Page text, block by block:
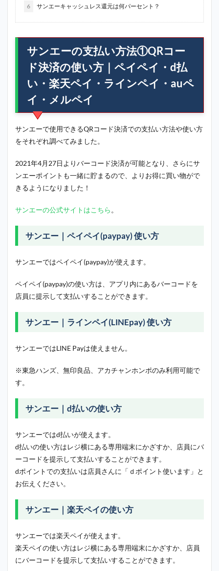
6 サンエーキャッシュレス還元は何パーセント？
サンエーの支払い方法①QRコー
ド決済の使い方｜ペイペイ・d払
い・楽天ペイ・ラインペイ・auペ
イ・メルペイ
サンエーで使用できるQRコード決済での支払い方法や使い方
をそれぞれ調べてみました。
2021年4月27日よりバーコード決済が可能となり、さらにサ
ンエーポイントも一緒に貯まるので、よりお得に買い物がで
きるようになりました！
サンエーの公式サイトはこちら 。
サンエー｜ペイペイ(paypay) 使い方
サンエーではペイペイ(paypay)が使えます。
ペイペイ(paypay)の使い方は、アプリ内にあるバーコードを
店員に提示して支払いすることができます。
サンエー｜ラインペイ(LINEpay) 使い方
サンエーではLINE Payは使えません。
※東急ハンズ、無印良品、アカチャンホンポのみ利用可能で
す。
サンエー｜d払いの使い方
サンエーではd払いが使えます。
d払いの使い方はレジ横にある専用端末にかざすか、店員にバ
ーコードを提示して支払いすることができます。
dポイントでの支払いは店員さんに「ｄポイント使います」と
お伝えください。
サンエー｜楽天ペイの使い方
サンエーでは楽天ペイが使えます。
楽天ペイの使い方はレジ横にある専用端末にかざすか、店員
にバーコードを提示して支払いすることができます。